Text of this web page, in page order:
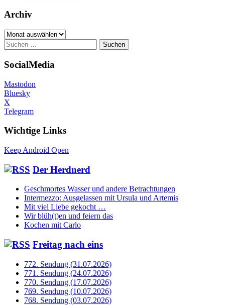
Archiv
Archiv
Suchen
nach:
SocialMedia
Mastodon
Bluesky
X
Telegram
Wichtige Links
Keep Android Open
Der Herdnerd
Geschmortes Wasser und andere Betrachtungen
Intermezzo: Ausgelassen mit Ursula und Artemis
Mit viel Liebe gekocht …
Wir blüh(t)en und feiern das
Kochen mit Carlo
Freitag nach eins
772. Sendung (31.07.2026)
771. Sendung (24.07.2026)
770. Sendung (17.07.2026)
769. Sendung (10.07.2026)
768. Sendung (03.07.2026)